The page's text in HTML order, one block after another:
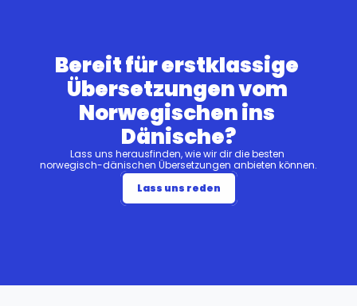
Bereit für erstklassige
Übersetzungen vom
Norwegischen ins
Dänische?
Lass uns herausfinden, wie wir dir die besten
norwegisch-dänischen Übersetzungen anbieten können.
Lass uns reden